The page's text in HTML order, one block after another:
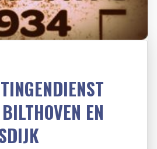
EN